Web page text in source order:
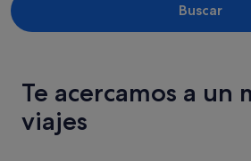
Buscar
Te acercamos a un
viajes